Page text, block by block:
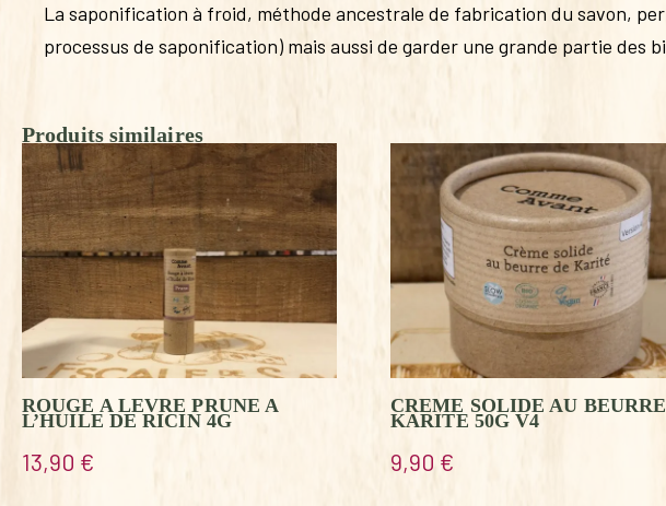
La saponification à froid, méthode ancestrale de fabrication du savon,
processus de saponification) mais aussi de garder une grande partie des
Produits similaires
ROUGE A LEVRE PRUNE A
L’HUILE DE RICIN 4G
13,90 €
CREME SOLIDE AU
KARITE 50G V4
9,90 €